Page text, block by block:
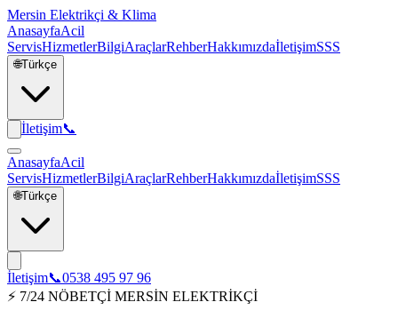
Mersin Elektrikçi & Klima
AnasayfaAcil
ServisHizmetlerBilgiAraçlarRehberHakkımızdaİletişimSSS
🌐Türkçe
İletişim📞
AnasayfaAcil
ServisHizmetlerBilgiAraçlarRehberHakkımızdaİletişimSSS
🌐Türkçe
İletişim📞0538 495 97 96
⚡ 7/24 NÖBETÇİ MERSİN ELEKTRİKÇİ